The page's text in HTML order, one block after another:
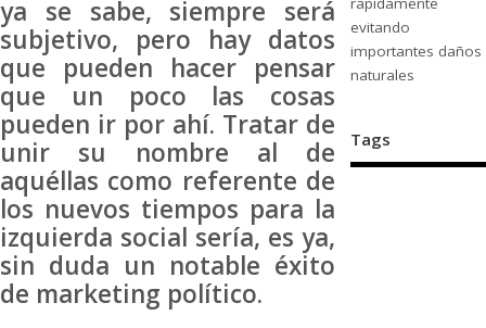
ya se sabe, siempre será
subjetivo, pero hay datos
que pueden hacer pensar
que un poco las cosas
pueden ir por ahí. Tratar de
unir su nombre al de
aquéllas como referente de
los nuevos tiempos para la
izquierda social sería, es ya,
sin duda un notable éxito
de marketing político.
evitando
importantes daños
naturales
Tags